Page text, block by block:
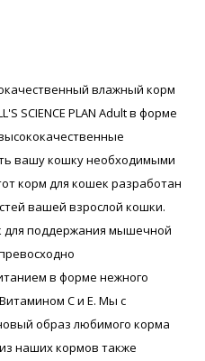
влажный корм
SCIENCE PLAN Adult в форме
вашу кошку необходимыми
корм для кошек разработан
вашей взрослой кошки.
для поддержания мышечной
в форме нежного
С и Е. Мы с
образ любимого корма
наших кормов также